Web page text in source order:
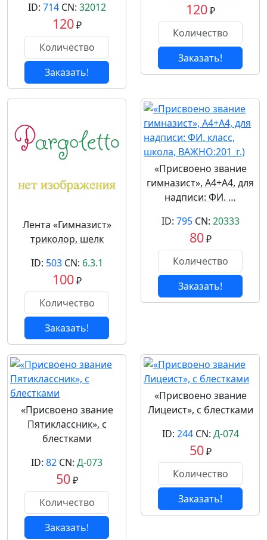
ID: 714CN: 32012
120₽
Заказать!
120₽
Заказать!
Лента «Гимназист»
триколор, шелк
ID: 503CN: 6.3.1
100₽
Заказать!
«Присвоено звание
гимназист», A4+A4, для
надписи: ФИ. …
ID: 795CN: 20333
80₽
Заказать!
«Присвоено звание
Пятиклассник», с
блестками
ID: 82 CN: Д-073
50₽
Заказать!
«Присвоено звание
Лицеист», с блестками
ID: 244CN: Д-074
50₽
Заказать!